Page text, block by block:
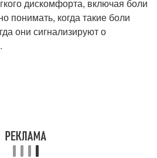
дискомфорта, включая боли
понимать, когда такие боли
они сигнализируют о